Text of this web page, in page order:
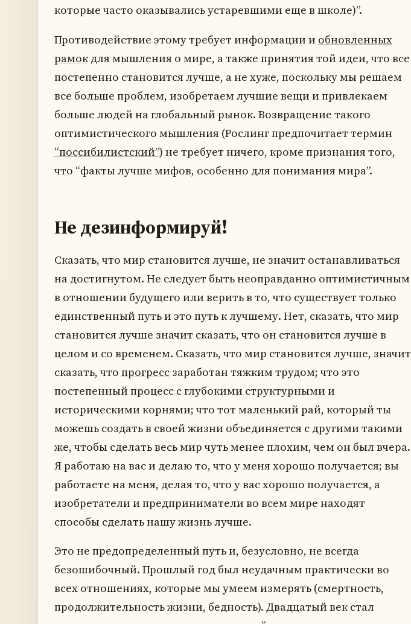
которые часто оказывались устаревшими еще в школе)”.
Противодействие этому требует информации и обновленных
рамокдля мышления о мире, а также принятия той идеи, что все
постепенно становится лучше, а не хуже, поскольку мы решаем
все больше проблем, изобретаем лучшие вещи и привлекаем
больше людей на глобальный рынок. Возвращение такого
оптимистического мышления (Рослинг предпочитает термин
“поссибилистский”) не требует ничего, кроме признания того,
что “факты лучше мифов, особенно для понимания мира”.
Не дезинформируй!
Сказать, что мир становится лучше, не значит останавливаться
на достигнутом. Не следует быть неоправданно оптимистичным
в отношении будущего или верить в то, что существует только
единственный путь и это путь к лучшему. Нет, сказать, что мир
становится лучше значит сказать, что он становится лучше в
целом и со временем. Сказать, что мир становится лучше, значит
сказать, что прогрессзаработан тяжким трудом; что это
постепенный процесс с глубокими структурными и
историческими корнями; что тот маленький рай, который ты
можешь создать в своей жизни объединяется с другими такими
же, чтобы сделать весь мир чуть менее плохим, чем он был вчера.
Я работаю на вас и делаю то, что у меня хорошо получается; вы
работаете на меня, делая то, что у вас хорошо получается, а
изобретатели и предприниматели во всем мире находят
способы сделать нашу жизнь лучше.
Это не предопределенный путь и, безусловно, не всегда
безошибочный. Прошлый год был неудачным практически во
всех отношениях, которые мы умеем измерять (смертность,
продолжительность жизни, бедность). Двадцатый век стал